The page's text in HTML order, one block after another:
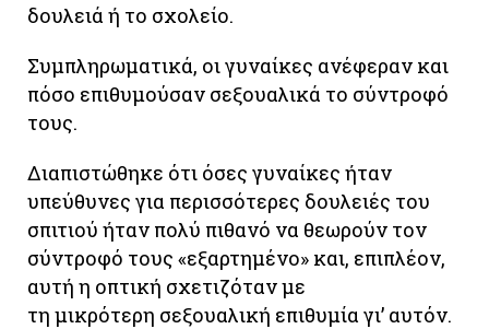
δουλειά ή το σχολείο.
Συμπληρωματικά, οι γυναίκες ανέφεραν και
πόσο επιθυμούσαν σεξουαλικά το σύντροφό
τους.
Διαπιστώθηκε ότι όσες γυναίκες ήταν
υπεύθυνες για περισσότερες δουλειές του
σπιτιού ήταν πολύ πιθανό να θεωρούν τον
σύντροφό τους «εξαρτημένο» και, επιπλέον,
αυτή η οπτική σχετιζόταν με
τη μικρότερη σεξουαλική επιθυμία γι’ αυτόν.